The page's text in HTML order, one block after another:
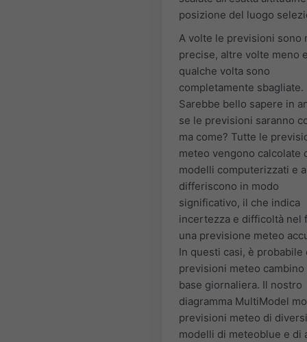
posizione del luogo
A volte le previsioni sono
precise, altre volte meno
qualche volta sono
completamente sbagliate.
Sarebbe bello sapere in
se le previsioni saranno
ma come? Tutte le
meteo vengono calcolate
modelli computerizzati e
differiscono in modo
significativo, il che indica
incertezza e difficoltà nel
una previsione meteo
In questi casi, è probabile
previsioni meteo cambino
base giornaliera. Il nostro
diagramma MultiModel
previsioni meteo di diversi
modelli di meteoblue e di